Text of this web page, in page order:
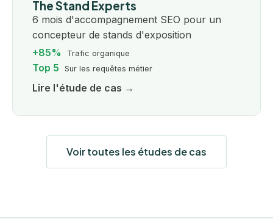
The Stand Experts
6 mois d'accompagnement SEO pour un
concepteur de stands d'exposition
+85%
Trafic organique
Top 5 Sur les requêtes métier
Lire l'étude de cas →
Voir toutes les études de cas